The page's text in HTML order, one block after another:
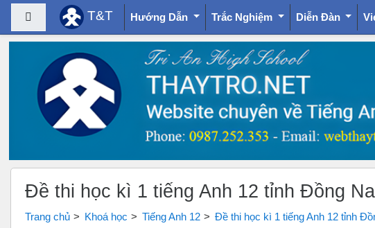
Chuyển tới nội dung chính
Bảng điều khiển cạnh
T&T Hướng Dẫn Trắc Nghiệm Diễn Đàn
Đề thi học kì 1 tiếng Anh 12 tỉnh Đồng
Trang chủ Khoá học Tiếng Anh 12 Đề thi học kì 1 tiếng Anh 12 tỉnh